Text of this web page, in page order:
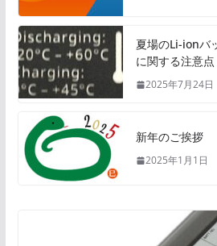
夏場のLi-ionバ
に関する注意点
2025年7月24日
新年のご挨拶
2025年1月1日